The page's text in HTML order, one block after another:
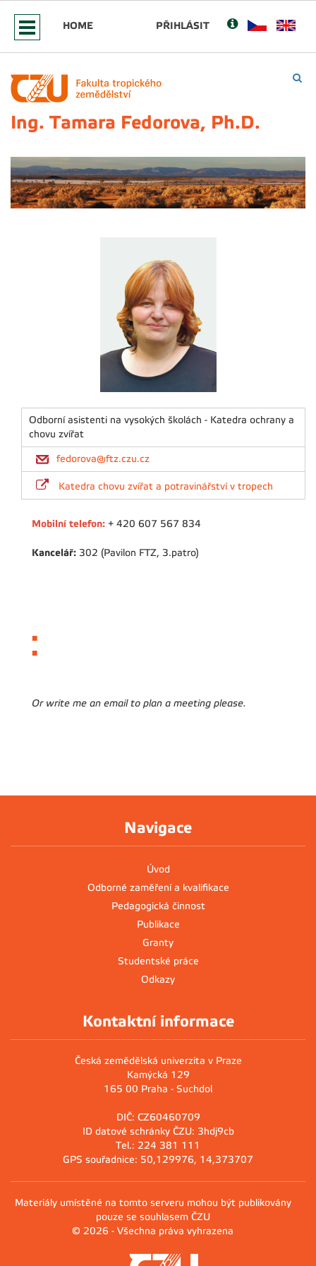
HOME PŘIHLÁSIT
Ing. Tamara Fedorova, Ph.D.
Odborní asistenti na vysokých školách - Katedra ochrany a
chovu zvířat
fedorova@ftz.czu.cz
Katedra chovu zvířat a potravinářství v tropech
Mobilní telefon: + 420 607 567 834
Kancelář: 302 (Pavilon FTZ, 3.patro)
Or write me an email to plan a meeting please.
Navigace
Úvod
Odborné zaměření a kvalifikace
Pedagogická činnost
Publikace
Granty
Studentské práce
Odkazy
Kontaktní informace
Česká zemědělská univerzita v Praze
Kamýcká 129
165 00 Praha - Suchdol
DIČ: CZ60460709
ID datové schránky ČZU: 3hdj9cb
Tel.: 224 381 111
GPS souřadnice: 50,129976, 14,373707
Materiály umístěné na tomto serveru mohou být publikovány
pouze se souhlasem ČZU
© 2026 - Všechna práva vyhrazena